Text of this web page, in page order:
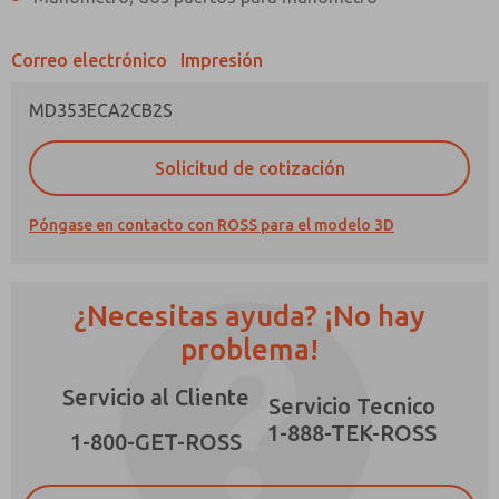
Correo electrónico Impresión
MD353ECA2CB2S
Solicitud de cotización
Póngase en contacto con ROSS para el modelo 3D
¿Necesitas ayuda? ¡No hay
problema!
Servicio al Cliente
1-800-GET-ROSS
Servicio Tecnico
1-888-TEK-ROSS
¿Método de Contacto Preferido?
Correo Electrónico
Teléfono
Envíenme actualizaciones periódicas sobre
*Sí, he leído la política de privacidad y acepto
que los datos que proporcione se recopilarán
y almacenarán electrónicamente. Mis datos se
destinados a procesar y responder a mi
solicitud. Al enviar el formulario de contacto,
acepto el procesamiento.
×